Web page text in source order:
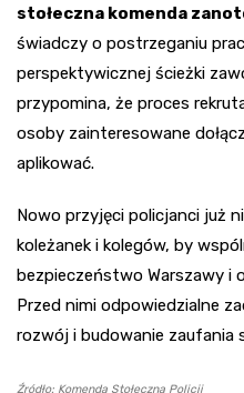
stołeczna komenda
świadczy o postrzeganiu
perspektywicznej ścieżki
przypomina, że proces
osoby zainteresowane
aplikować.
Nowo przyjęci policjanci już
koleżanek i kolegów, by
bezpieczeństwo Warszawy i
Przed nimi odpowiedzialne
rozwój i budowanie zaufania
Źródło: Komenda Stołeczna Policji